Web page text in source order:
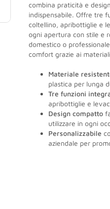
combina praticità e
indispensabile. Offre tre
coltellino, apribottiglie e
ogni apertura con stile e
domestico o
comfort grazie ai
Materiale
plastica per lunga
Tre funzioni
apribottiglie e
Design compatto
utilizzare in ogni
Personalizzabile
aziendale per